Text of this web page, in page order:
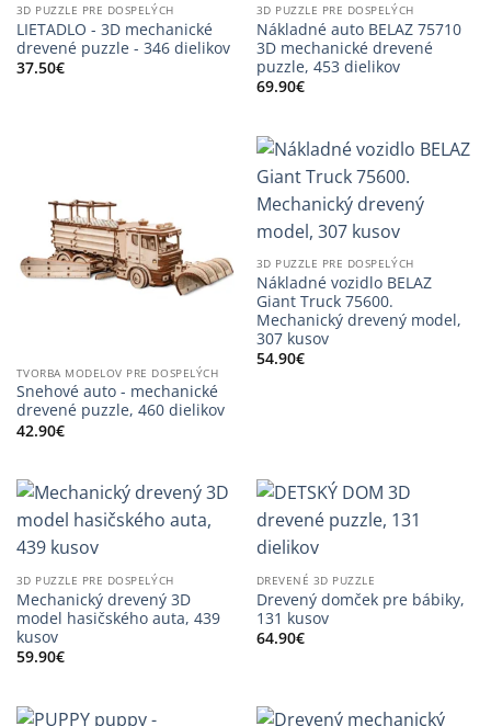
3D PUZZLE PRE DOSPELÝCH
LIETADLO - 3D mechanické
drevené puzzle - 346 dielikov
37.50€
3D PUZZLE PRE DOSPELÝCH
Nákladné auto BELAZ 75710
3D mechanické drevené
puzzle, 453 dielikov
69.90€
TVORBA MODELOV PRE DOSPELÝCH
Snehové auto - mechanické
drevené puzzle, 460 dielikov
42.90€
3D PUZZLE PRE DOSPELÝCH
Nákladné vozidlo BELAZ
Giant Truck 75600.
Mechanický drevený model,
307 kusov
54.90€
3D PUZZLE PRE DOSPELÝCH
Mechanický drevený 3D
model hasičského auta, 439
kusov
59.90€
DREVENÉ 3D PUZZLE
Drevený domček pre bábiky,
131 kusov
64.90€